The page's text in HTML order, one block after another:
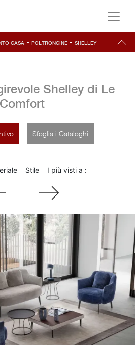
CASA - POLTRONCINE - SHELLEY
Shelley di Le
Comfort
Sfoglia i Cataloghi
Stile I più visti a :